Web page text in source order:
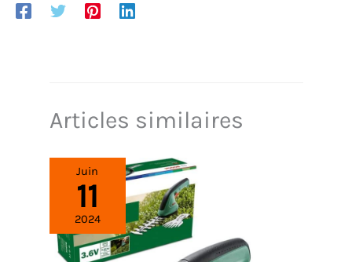
Articles similaires
Juin
11
2024